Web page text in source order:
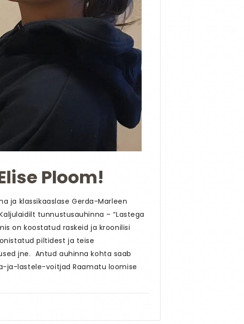
Ploom!
ja klassikaaslase Gerda-Marleen
tunnustusauhinna – “Lastega
on koostatud raskeid ja kroonilisi
piltidest ja teise
jne. Antud auhinna kohta saab
ja-lastele-voitjad Raamatu loomise